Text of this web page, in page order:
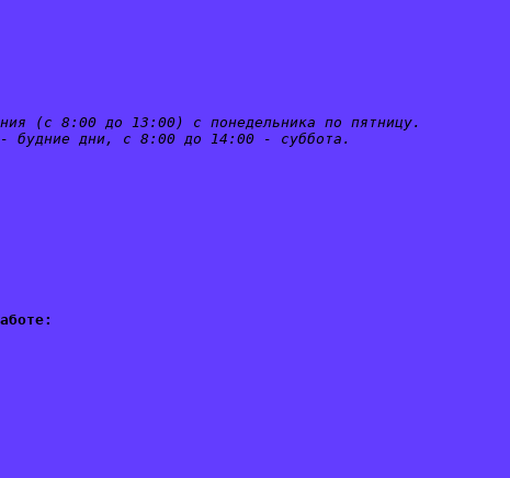
(с 8:00 до 13:00) с понедельника по пятницу.
будние дни, с 8:00 до 14:00 - суббота.